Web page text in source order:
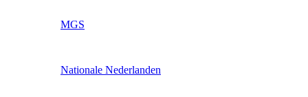
MGS
Nationale Nederlanden